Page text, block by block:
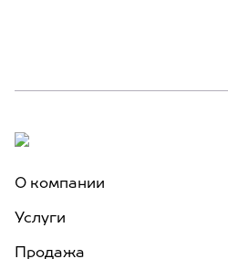
О компании
Услуги
Продажа